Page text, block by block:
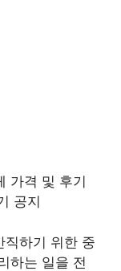
가격 및 후기
공지
직하기 위한 중
하는 일을 전